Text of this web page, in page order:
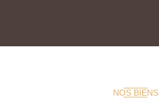
NOS BIENS